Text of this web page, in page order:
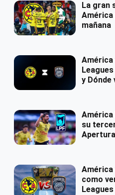
La gran
América
mañana
América
y Dónde
América
su
América
como
Leagues